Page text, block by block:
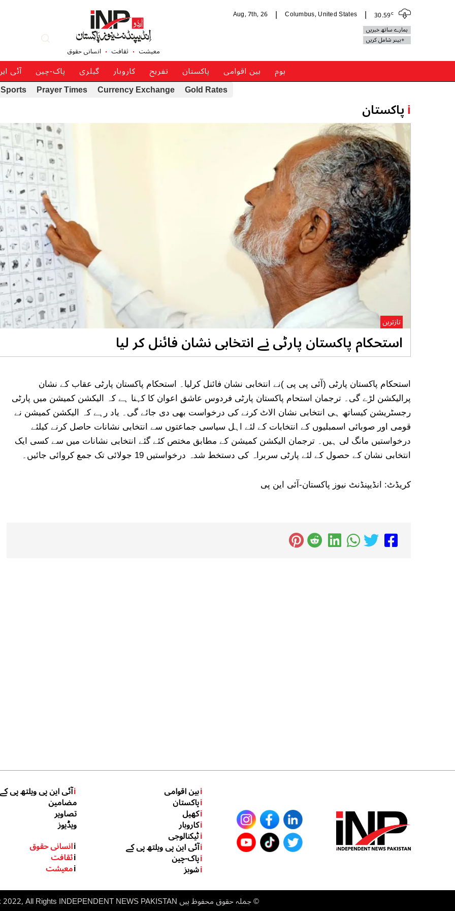
30.59c
Columbus, United States
Aug, 7th, 26
ہمارے ساتھ خبریں
+بینر شامل کریں
معیشت ثقافت انسانی حقوق
ہوم بین اقوامی پاکستان تفریح کاروبار گیلری پاک-چین آئی
Gold Rates
Currency Exchange
Prayer Times
Sports
iپاکستان
استحکام پاکستان پارٹی نے انتخابی نشان فائنل کر لیا
تازترین
استحکام پاکستان پارٹی (آئی پی پی )نے انتخابی نشان فائنل کرلیا۔ استحکام پاکستان پارٹی عقاب کے نشان
پرالیکشن لڑے گی۔ ترجمان استحام پاکستان پارٹی فردوس عاشق اعوان کا کہنا ہے کہ الیکشن کمیشن میں پارٹی
رجسٹریشن کیساتھ ہی انتخابی نشان الاٹ کرنے کی درخواست بھی دی جائے گی۔ یاد رہے کہ الیکشن کمیشن نے
قومی اور صوبائی اسمبلیوں کے انتخابات کے لئے اہل سیاسی جماعتوں سے انتخابی نشانات حاصل کرنے کیلئے
درخواستیں مانگ لی ہیں۔ ترجمان الیکشن کمیشن کے مطابق مختص کئے گئے انتخابی نشانات میں سے کسی ایک
انتخابی نشان کے حصول کے لئے پارٹی سربراہ کی دستخط شدہ درخواستیں 19 جولائی تک جمع کروائی جائیں۔
کریڈٹ: انڈیپنڈنٹ نیوز پاکستان-آئی این پی
iبین اقوامی
iپاکستان
iکھیل
iکاروبار
iٹیکنالوجی
iآئی این پی ویلتھ پی کے
iپاک-چین
iشوبز
iآئی این پی ویلتھ پی کے
مضامین
تصاویر
ویڈیوز
iانسانی حقوق
iثقافت
iمعیشت
©جملہ حقوق محفوظ ہیں inp.net.pk 2022, All Rights INDEPENDENT NEWS PAKISTAN